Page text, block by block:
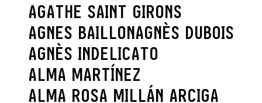
AGATHE SAINT GIRONS
AGNES BAILLONAGNÈS DUBOIS
AGNÈS INDELICATO
ALMA MARTÍNEZ
ALMA ROSA MILLÁN ARCIGA